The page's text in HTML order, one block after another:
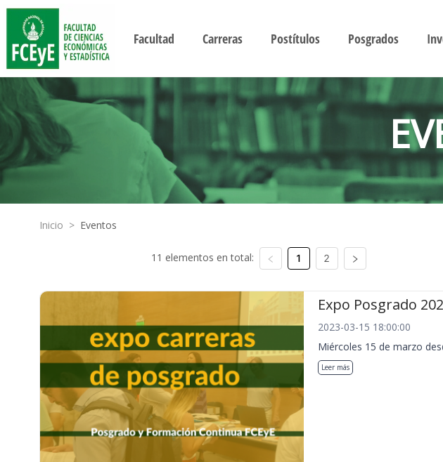
Facultad Carreras Postítulos Posgrados
Inicio > Eventos
11 elementos en total: 1 2
Expo Posgrado
2023-03-15 18:00:00
Miércoles 15 de marzo
Leer más